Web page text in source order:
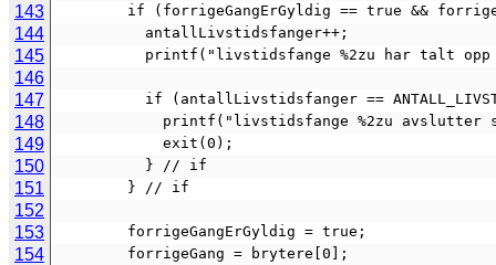
143
if (forrigeGangErGyldig == true &&
144
          antallLivstidsfanger++;
145
printf("livstidsfange %2zu har
146
147
if (antallLivstidsfanger ==
148
printf("livstidsfange %2zu
149
            exit(0);
150
          } // if
151
        } // if
152
153
        forrigeGangErGyldig = true;
154
        forrigeGang = brytere[0];